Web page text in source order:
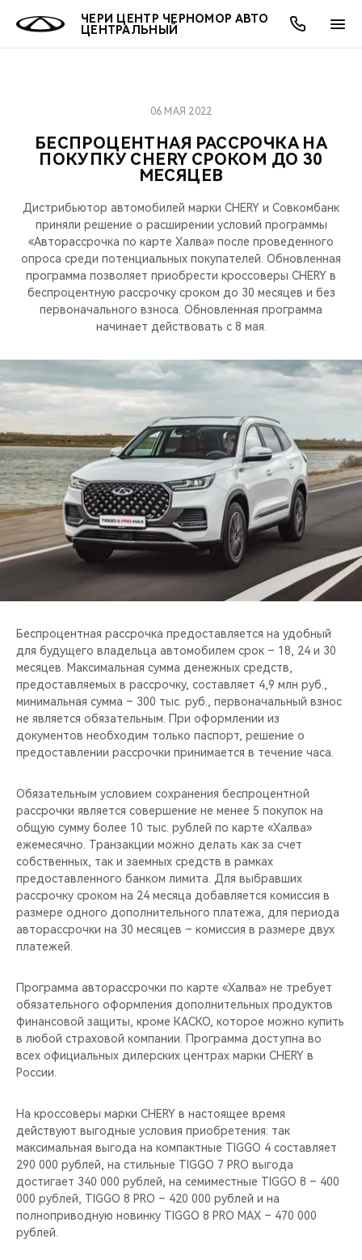
ЧЕРИ ЦЕНТР ЧЕРНОМОР АВТО
ЦЕНТРАЛЬНЫЙ
МОДЕЛИ
ВСЕ МОДЕЛИ
КРОССОВЕРЫ
СЕДАНЫ
НОВИНКИ
О КОМПАНИИ
О НАС
ПОКУПАТЕЛЯМ
ВЫБОР И ПОКУПКА
АКСЕССУАРЫ
ВЛАДЕЛЬЦАМ
СЕРВИС
ПОДДЕРЖКА
ТЕХНИЧЕСКОЕ ОБСЛУЖИВАНИЕ
МИР CHERY
О БРЕНДЕ
ЛЮДИ CHERY
БЛАГОТВОРИТЕЛЬНОСТЬ
CHERY И СПОРТ
CHERY CONNECT
НАШИ МЕРОПРИЯТИЯ
CHERY ДЛЯ ДЕТЕЙ
ОНЛАЙН СЕРВИСЫ
ВЫБОР И ПОКУПКА
БЕСПРОЦЕНТНАЯ РАССРОЧКА НА
ПОКУПКУ CHERY СРОКОМ ДО 30
МЕСЯЦЕВ
06 МАЯ 2022
Дистрибьютор автомобилей марки CHERY и Совкомбанк
приняли решение о расширении условий программы
«Авторассрочка по карте Халва» после проведенного
опроса среди потенциальных покупателей. Обновленная
программа позволяет приобрести кроссоверы CHERY в
беспроцентную рассрочку сроком до 30 месяцев и без
первоначального взноса. Обновленная программа
начинает действовать с 8 мая.
Беспроцентная рассрочка предоставляется на удобный
для будущего владельца автомобилем срок – 18, 24 и 30
месяцев. Максимальная сумма денежных средств,
предоставляемых в рассрочку, составляет 4,9 млн руб.,
минимальная сумма – 300 тыс. руб., первоначальный взнос
не является обязательным. При оформлении из
документов необходим только паспорт, решение о
предоставлении рассрочки принимается в течение часа.
Обязательным условием сохранения беспроцентной
рассрочки является совершение не менее 5 покупок на
общую сумму более 10 тыс. рублей по карте «Халва»
ежемесячно. Транзакции можно делать как за счет
собственных, так и заемных средств в рамках
предоставленного банком лимита. Для выбравших
рассрочку сроком на 24 месяца добавляется комиссия в
размере одного дополнительного платежа, для периода
авторассрочки на 30 месяцев – комиссия в размере двух
платежей.
Программа авторассрочки по карте «Халва» не требует
обязательного оформления дополнительных продуктов
финансовой защиты, кроме КАСКО, которое можно купить
в любой страховой компании. Программа доступна во
всех официальных дилерских центрах марки CHERY в
России.
На кроссоверы марки CHERY в настоящее время
действуют выгодные условия приобретения: так
максимальная выгода на компактные TIGGO 4 составляет
290 000 рублей, на стильные TIGGO 7 PRO выгода
достигает 340 000 рублей, на семиместные TIGGO 8 – 400
000 рублей, TIGGO 8 PRO – 420 000 рублей и на
полноприводную новинку TIGGO 8 PRO MAX – 470 000
рублей.